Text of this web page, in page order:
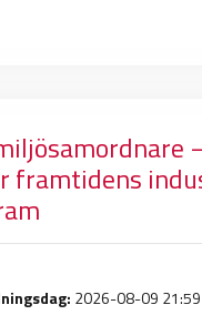
framtidens
2026-08-09 21:59